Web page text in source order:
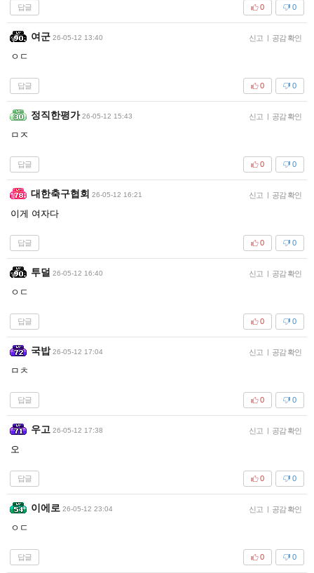
답글 0
0
여군 26-05-12 13:40 신고 | 공감 확인
ㅇㄷ
답글 0
0
정직한평가 26-05-12 15:43 신고 | 공감 확인
ㅁㅈ
답글 0
0
대한축구협회 26-05-12 16:21 신고 | 공감 확인
이게 여자다
답글 0
0
투덜 26-05-12 16:40 신고 | 공감 확인
ㅇㄷ
답글 0
0
국밥 26-05-12 17:04 신고 | 공감 확인
ㅁㅊ
답글 0
0
우고 26-05-12 17:38 신고 | 공감 확인
오
답글 0
0
이에로 26-05-12 23:04 신고 | 공감 확인
ㅇㄷ
답글 0
0